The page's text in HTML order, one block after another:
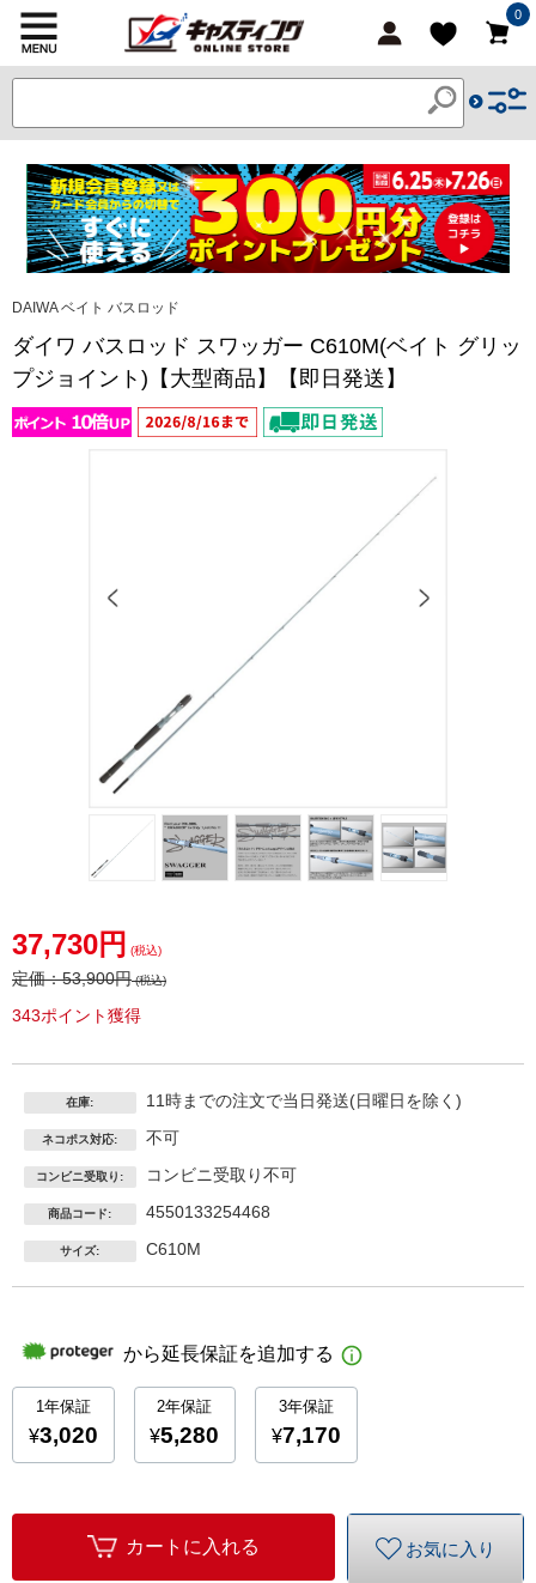
0
DAIWA ベイト バスロッド
ダイワ バスロッド スワッガー C610M(ベイト グリッ
プジョイント)【大型商品】【即日発送】
37,730円 (税込)
定価：53,900円(税込)
343ポイント獲得
在庫: 11時までの注文で当日発送(日曜日を除く)
ネコポス対応: 不可
コンビニ受取り: コンビニ受取り不可
商品コード: 4550133254468
サイズ: C610M
カートに入れる お気に入り